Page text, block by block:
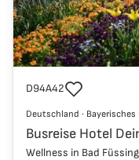
Reisecode
D94A42
Deutschland
Bayerisches
Deutschland · Bayerisches
Busreise Hotel
Wellness in Bad Füssing